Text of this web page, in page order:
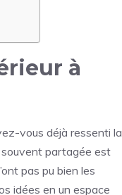
à
vous déjà ressenti la
partagée est
pas pu bien les
idées en un espace